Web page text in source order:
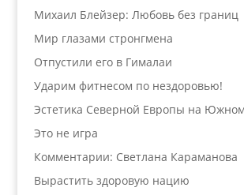
Михаил Блейзер: Любовь без границ
Мир глазами стронгмена
Отпустили его в Гималаи
Ударим фитнесом по нездоровью!
Эстетика Северной Европы на
Это не игра
Комментарии: Светлана Караманова
Вырастить здоровую нацию